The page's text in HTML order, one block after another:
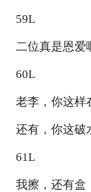
59L
二位真是恩爱
60L
老李，你这样
还有，你这破
61L
我擦，还有盒